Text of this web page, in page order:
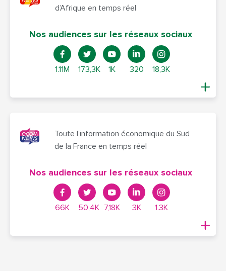
d’Afrique en temps réel
Nos audiences sur les réseaux sociaux
1.11M 173,3K 1K 320 18,3K
Toute l’information économique du Sud
de la France en temps réel
Nos audiences sur les réseaux sociaux
66K 50,4K 7,18K 3K 1.3K